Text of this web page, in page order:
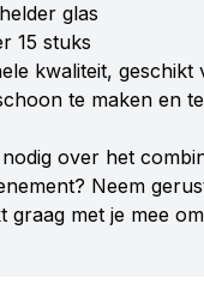
glas
15 stuks
kwaliteit, geschikt
te maken en
nodig over het
Neem
graag met je mee